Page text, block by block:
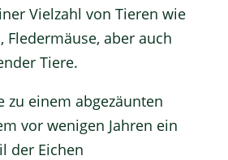
Vielzahl von Tieren wie
Fledermäuse, aber auch
Tiere.
zu einem abgezäunten
vor wenigen Jahren ein
der Eichen